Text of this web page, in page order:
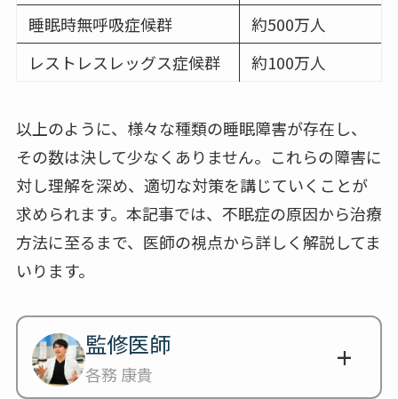
睡眠時無呼吸症候群
約500万人
レストレスレッグス症候群
約100万人
以上のように、様々な種類の睡眠障害が存在し、
その数は決して少なくありません。これらの障害に
対し理解を深め、適切な対策を講じていくことが
求められます。本記事では、不眠症の原因から治療
方法に至るまで、医師の視点から詳しく解説してま
いります。
監修医師
各務 康貴